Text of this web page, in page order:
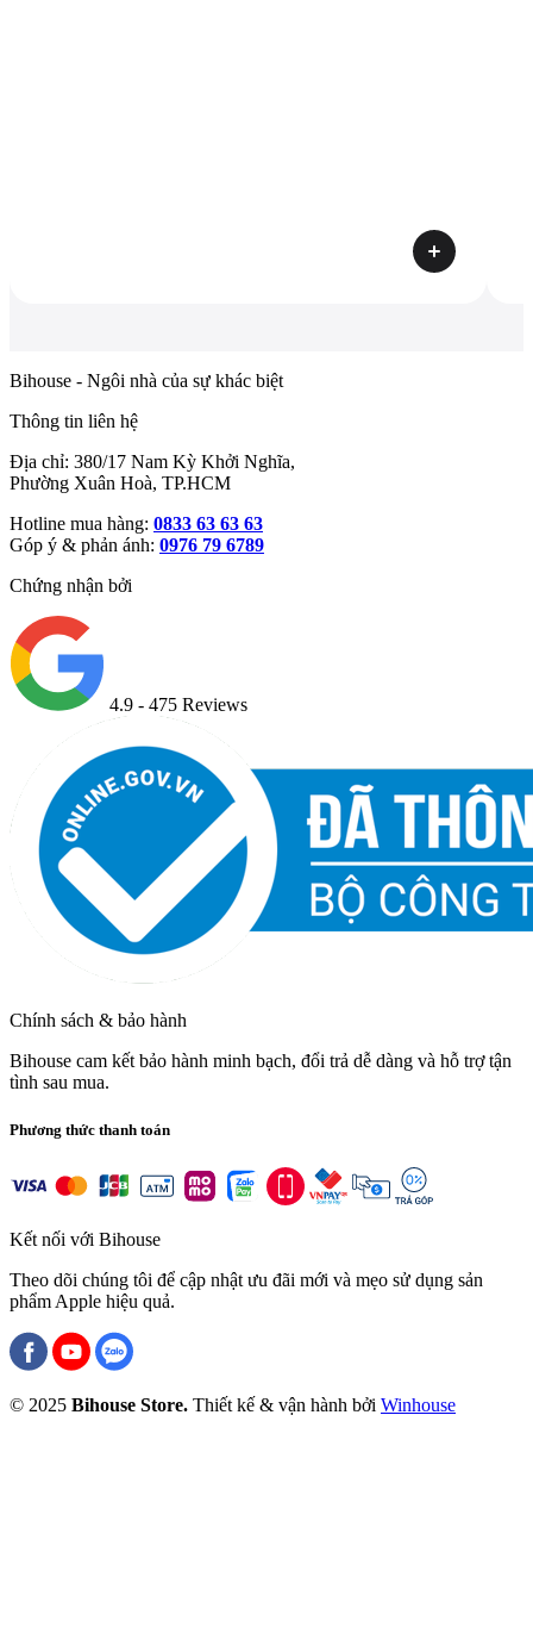
Bihouse - Ngôi nhà của sự khác biệt
Thông tin liên hệ
Địa chỉ: 380/17 Nam Kỳ Khởi Nghĩa,
Phường Xuân Hoà, TP.HCM
Hotline mua hàng: 0833 63 63 63
Góp ý & phản ánh: 0976 79 6789
Chứng nhận bởi
4.9 - 475 Reviews
Chính sách & bảo hành
Bihouse cam kết bảo hành minh bạch, đổi trả dễ dàng và hỗ trợ tận
tình sau mua.
Phương thức thanh toán
Kết nối với Bihouse
Theo dõi chúng tôi để cập nhật ưu đãi mới và mẹo sử dụng sản
phẩm Apple hiệu quả.
© 2025 Bihouse Store. Thiết kế & vận hành bởi Winhouse